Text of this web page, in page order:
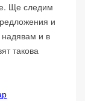
Ще следим
и
и в
такова